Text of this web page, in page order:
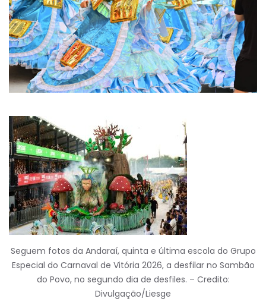
Seguem fotos da Andaraí, quinta e última escola do Grupo
Especial do Carnaval de Vitória 2026, a desfilar no Sambão
do Povo, no segundo dia de desfiles. – Credito:
Divulgação/Liesge